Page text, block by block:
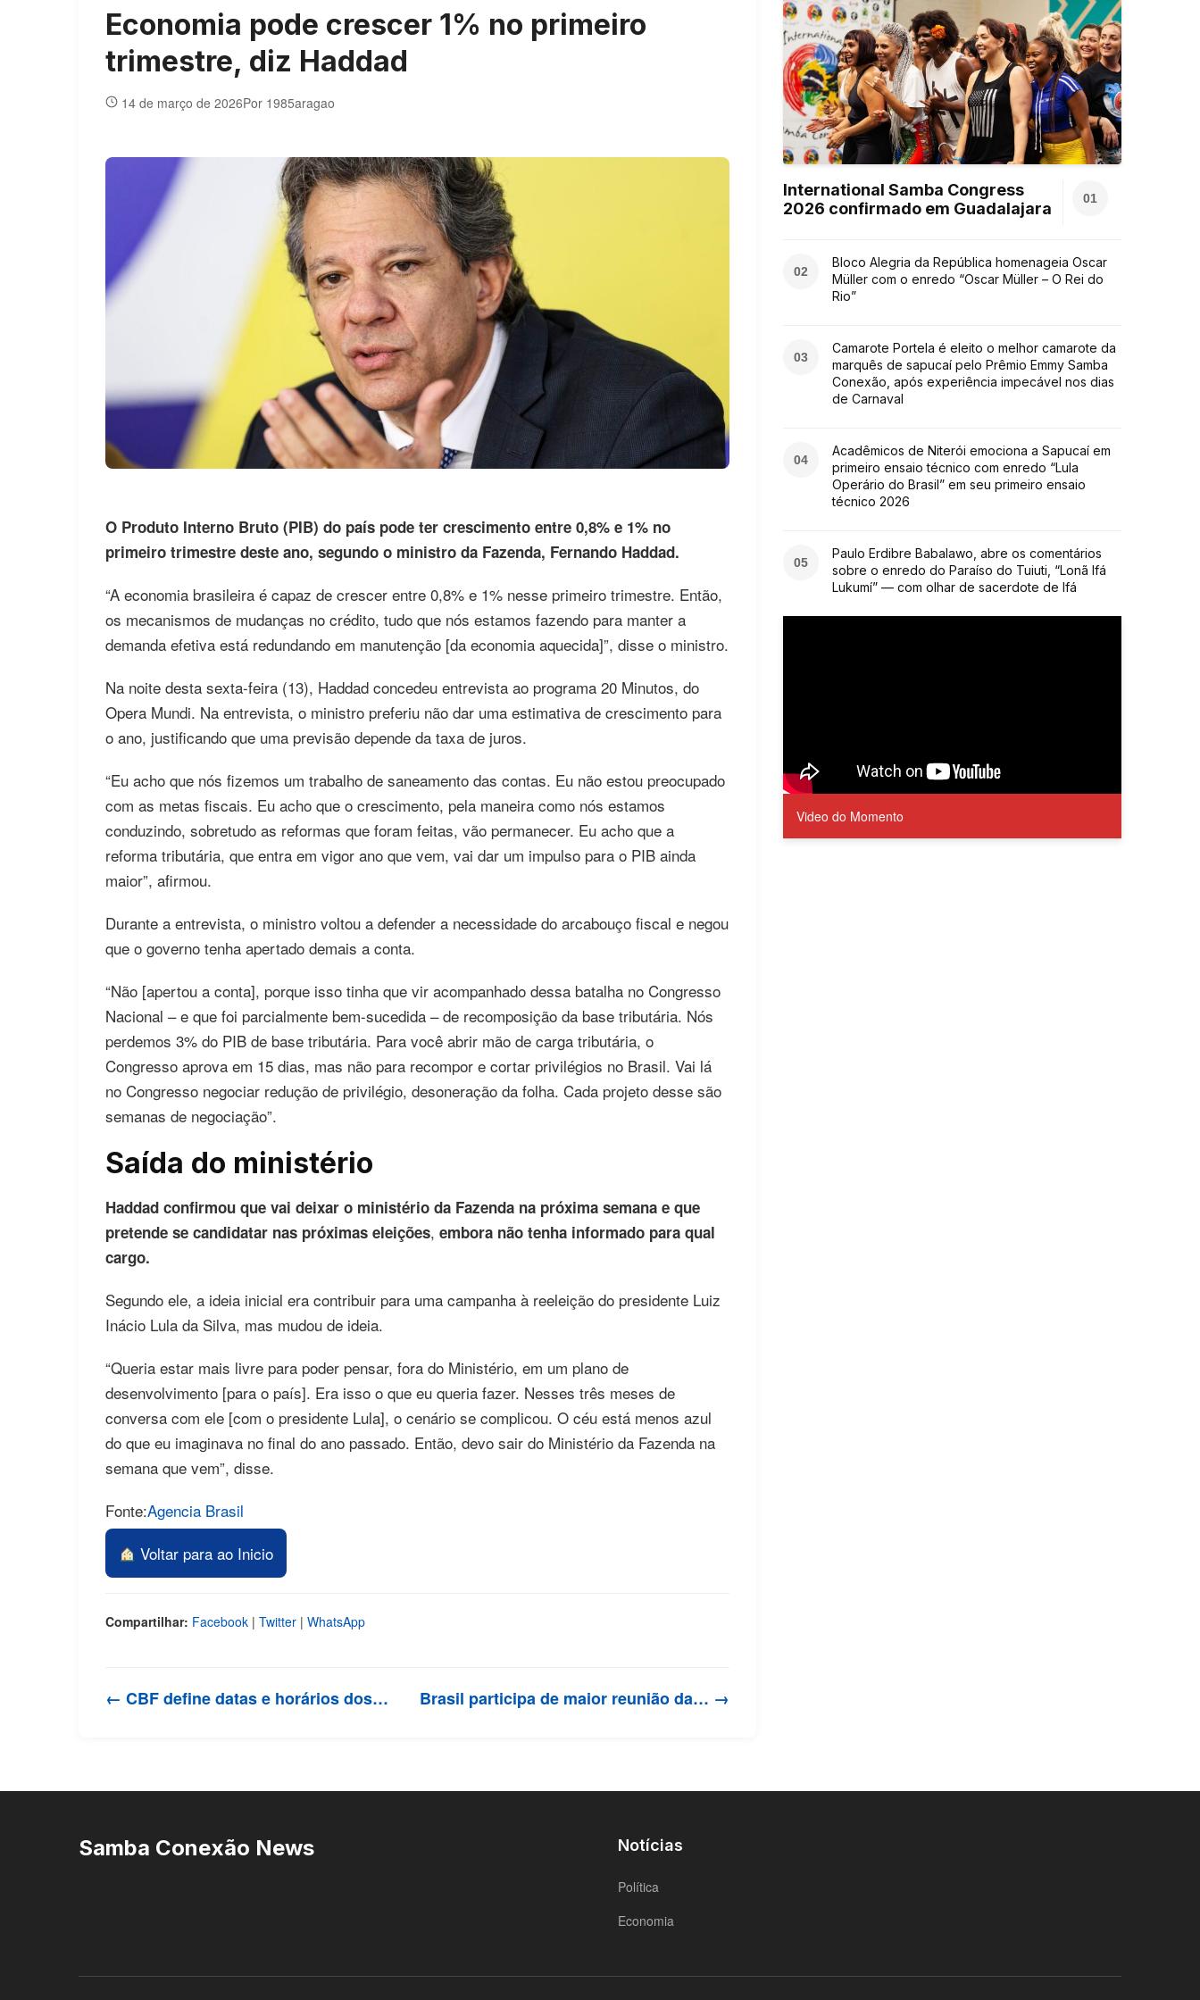
Economia pode crescer 1% no primeiro
trimestre, diz Haddad
14 de março de 2026Por 1985aragao
O Produto Interno Bruto (PIB) do país pode ter crescimento entre 0,8% e 1% no
primeiro trimestre deste ano, segundo o ministro da Fazenda, Fernando Haddad.
“A economia brasileira é capaz de crescer entre 0,8% e 1% nesse primeiro trimestre. Então,
os mecanismos de mudanças no crédito, tudo que nós estamos fazendo para manter a
demanda efetiva está redundando em manutenção [da economia aquecida]”, disse o ministro.
Na noite desta sexta-feira (13), Haddad concedeu entrevista ao programa 20 Minutos, do
Opera Mundi. Na entrevista, o ministro preferiu não dar uma estimativa de crescimento para
o ano, justificando que uma previsão depende da taxa de juros.
“Eu acho que nós fizemos um trabalho de saneamento das contas. Eu não estou preocupado
com as metas fiscais. Eu acho que o crescimento, pela maneira como nós estamos
conduzindo, sobretudo as reformas que foram feitas, vão permanecer. Eu acho que a
reforma tributária, que entra em vigor ano que vem, vai dar um impulso para o PIB ainda
maior”, afirmou.
Durante a entrevista, o ministro voltou a defender a necessidade do arcabouço fiscal e negou
que o governo tenha apertado demais a conta.
“Não [apertou a conta], porque isso tinha que vir acompanhado dessa batalha no Congresso
Nacional – e que foi parcialmente bem-sucedida – de recomposição da base tributária. Nós
perdemos 3% do PIB de base tributária. Para você abrir mão de carga tributária, o
Congresso aprova em 15 dias, mas não para recompor e cortar privilégios no Brasil. Vai lá
no Congresso negociar redução de privilégio, desoneração da folha. Cada projeto desse são
semanas de negociação”.
Saída do ministério
Haddad confirmou que vai deixar o ministério da Fazenda na próxima semana e que
pretende se candidatar nas próximas eleições, embora não tenha informado para qual
cargo.
Segundo ele, a ideia inicial era contribuir para uma campanha à reeleição do presidente Luiz
Inácio Lula da Silva, mas mudou de ideia.
“Queria estar mais livre para poder pensar, fora do Ministério, em um plano de
desenvolvimento [para o país]. Era isso o que eu queria fazer. Nesses três meses de
conversa com ele [com o presidente Lula], o cenário se complicou. O céu está menos azul
do que eu imaginava no final do ano passado. Então, devo sair do Ministério da Fazenda na
semana que vem”, disse.
Fonte:Agencia Brasil
Voltar para ao Inicio
Compartilhar: Facebook | Twitter | WhatsApp
← CBF define datas e horários dos… Brasil participa de maior reunião da… →
International Samba Congress
2026 confirmado em Guadalajara
01
02
Bloco Alegria da República homenageia Oscar
Müller com o enredo “Oscar Müller – O Rei do
Rio”
03
Camarote Portela é eleito o melhor camarote da
marquês de sapucaí pelo Prêmio Emmy Samba
Conexão, após experiência impecável nos dias
de Carnaval
04
Acadêmicos de Niterói emociona a Sapucaí em
primeiro ensaio técnico com enredo “Lula
Operário do Brasil” em seu primeiro ensaio
técnico 2026
05
Paulo Erdibre Babalawo, abre os comentários
sobre o enredo do Paraíso do Tuiuti, “Lonã Ifá
Lukumí” — com olhar de sacerdote de Ifá
Video do Momento
Samba Conexão News Notícias
Política
Economia